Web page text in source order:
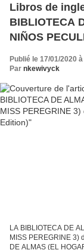
Libros de
BIBLIOTECA
NIÑOS
Edition)
Publié le 17/01/2020
Par nkewivyck
LA BIBLIOTECA DE
MISS PEREGRINE 3)
DE ALMAS (EL